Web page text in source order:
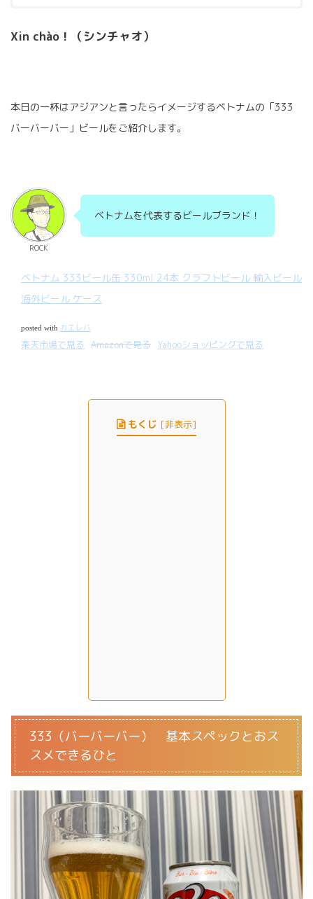
Xin chào！（シンチャオ）
本日の一杯はアジアンと言ったらイメージするベトナムの「333
バーバーバー」ビールをご紹介します。
ROCK
ベトナムを代表するビールブランド！
ベトナム 333ビール缶 330ml 24本 クラフトビール 輸入ビール
海外ビール ケース
posted with カエレバ
楽天市場で見る Amazonで見る Yahooショッピングで見る
もくじ [非表示]
333（バーバーバー） 基本スペックとおス
スメできるひと